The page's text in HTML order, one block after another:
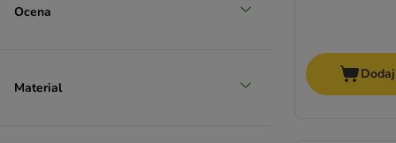
Ocena
Material